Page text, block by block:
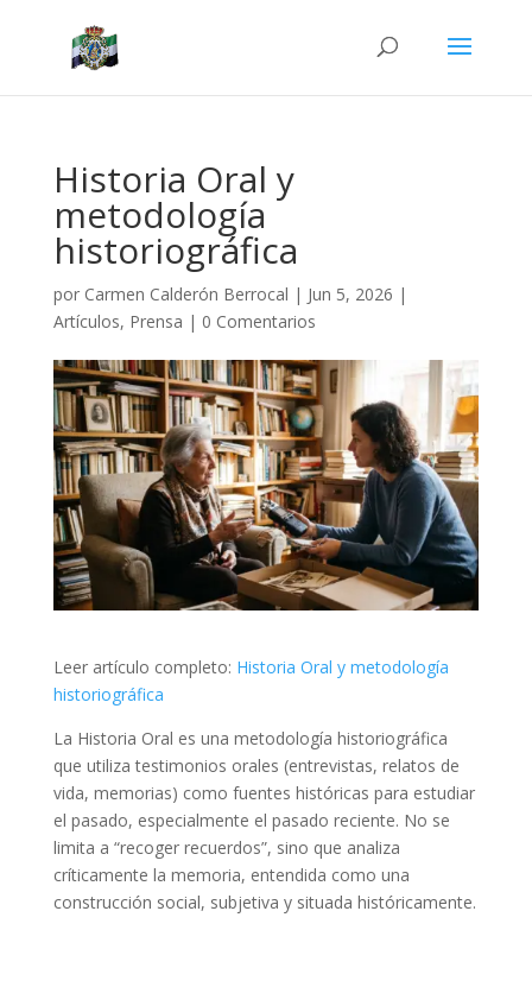
Historia Oral y
metodología
historiográfica
por Carmen Calderón Berrocal | Jun 5, 2026 |
Artículos, Prensa | 0 Comentarios
Leer artículo completo: Historia Oral y metodología
historiográfica
La Historia Oral es una metodología historiográfica
que utiliza testimonios orales (entrevistas, relatos de
vida, memorias) como fuentes históricas para estudiar
el pasado, especialmente el pasado reciente. No se
limita a “recoger recuerdos”, sino que analiza
críticamente la memoria, entendida como una
construcción social, subjetiva y situada históricamente.